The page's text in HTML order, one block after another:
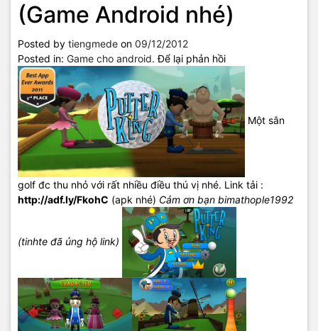
(Game Android nhé)
Posted by tiengmede on 09/12/2012
Posted in: Game cho android.Để lại phản hồi
Một sân
golf đc thu nhỏ với rất nhiều điều thú vị nhé. Link tải :
http://adf.ly/FkohC (apk nhé) Cảm ơn bạn bimathople1992
(tinhte đã ủng hộ link)